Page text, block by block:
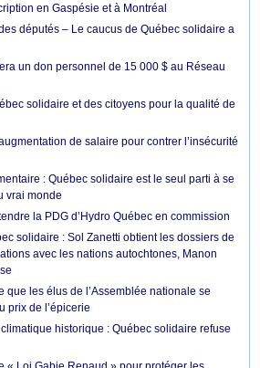
en Gaspésie et à Montréal
députés – Le caucus de Québec solidaire a
un don personnel de 15 000 $ au Réseau
solidaire et des citoyens pour la qualité de
de salaire pour contrer l’insécurité
: Québec solidaire est le seul parti à se
vrai monde
la PDG d’Hydro Québec en commission
solidaire : Sol Zanetti obtient les dossiers de
avec les nations autochtones, Manon
que les élus de l’Assemblée nationale se
prix de l’épicerie
historique : Québec solidaire refuse